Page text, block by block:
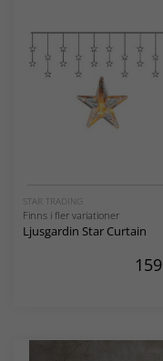
STAR TRADING
Finns i fler variationer
Ljusgardin Star Curtain
159